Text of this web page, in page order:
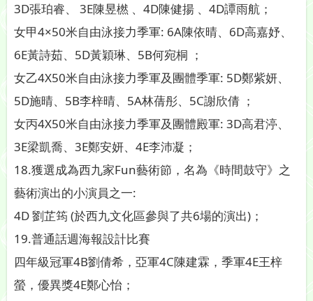
3D張珀睿、 3E陳昱橪 、4D陳健揚 、4D譚雨航；
女甲4×50米自由泳接力季軍: 6A陳依晴、6D高嘉妤、
6E黃詩茹、5D黃穎琳、5B何宛桐 ；
女乙4X50米自由泳接力季軍及團體季軍: 5D鄭紫妍、
5D施晴、5B李梓晴、5A林蒨彤、5C謝欣倩 ；
女丙4X50米自由泳接力季軍及團體殿軍: 3D高君渟、
3E梁凱喬、3E鄭安妍、4E李沛凝；
18.獲選成為西九家Fun藝術節，名為《時間鼓守》之
藝術演出的小演員之一:
4D 劉芷筠 (於西九文化區參與了共6場的演出)；
19.普通話週海報設計比賽
四年級冠軍4B劉倩希，亞軍4C陳建霖，季軍4E王梓
螢，優異獎4E鄭心怡；